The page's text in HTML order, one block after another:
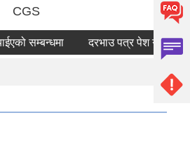
CGS
सम्बन्धमा दरभाउ पत्र पेश गर्ने सूचना